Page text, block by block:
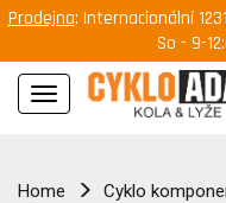
Prodejna: Internacionální
So - 9-
Navigace
Home Cyklo